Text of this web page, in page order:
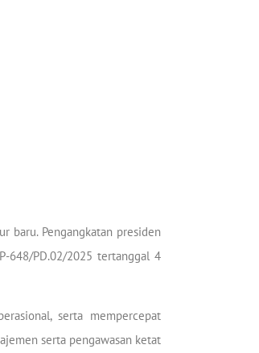
baru. Pengangkatan presiden
648/PD.02/2025 tertanggal 4
serta mempercepat
serta pengawasan ketat